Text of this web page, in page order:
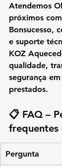
Atendemos
próximos
Bonsucesso,
e suporte
KOZ
qualidade,
segurança
prestados.
📋 FAQ –
frequentes
Pergunta